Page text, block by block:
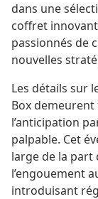
dans une
coffret innovant
passionnés de
nouvelles
Les détails sur
Box demeurent
l’anticipation
palpable. Cet
large de la
l’engouement
introduisant